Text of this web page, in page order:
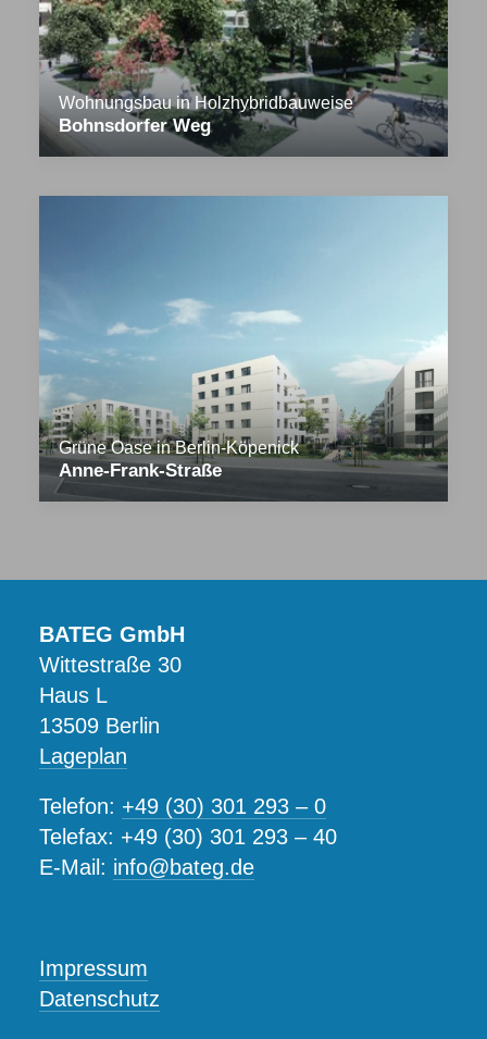
Wohnungsbau in Holzhybridbauweise
Bohnsdorfer Weg
Grüne Oase in Berlin-Köpenick
Anne-Frank-Straße
BATEG GmbH
Wittestraße 30
Haus L
13509 Berlin
Lageplan
Telefon: +49 (30) 301 293 – 0
Telefax: +49 (30) 301 293 – 40
E-Mail: info@bateg.de
Impressum
Datenschutz